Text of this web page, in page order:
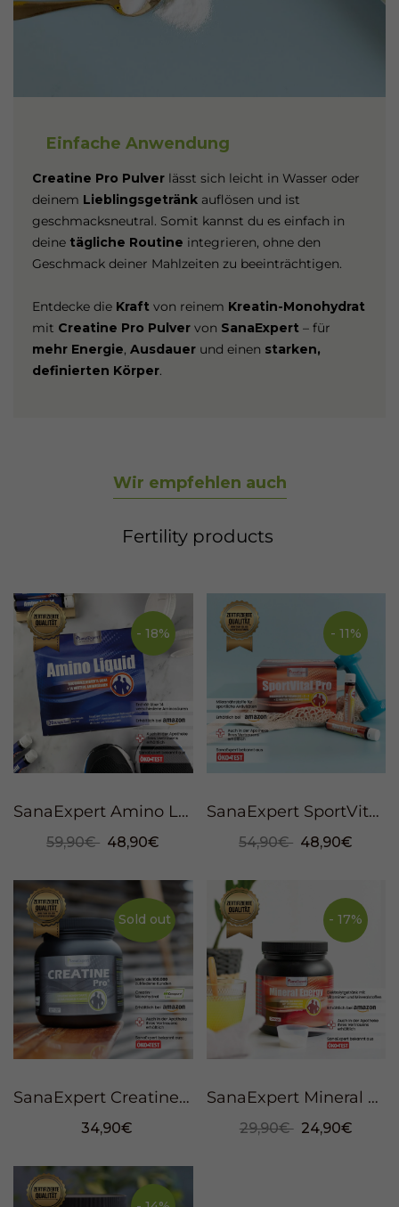
Einfache Anwendung
Creatine Pro Pulverlässt sich leicht in Wasser oder
deinem Lieblingsgetränk auflösen und ist
geschmacksneutral. Somit kannst du es einfach in
deine tägliche Routine integrieren, ohne den
Geschmack deiner Mahlzeiten zu beeinträchtigen.
Entdecke die Kraftvon reinem Kreatin-Monohydrat
mit Creatine Pro Pulvervon SanaExpert– für
mehr Energie, Ausdauerund einen starken,
definierten Körper.
Wir empfehlen auch
Fertility products
- 18%
SanaExpert Amino Liquid Trinkampullen, 750ml
59,90€ 48,90€
- 11%
SanaExpert SportVital Pro, drinking ampoules, 25 ml, 30 servings
54,90€ 48,90€
Sold out
SanaExpert Creatine Pro®, Powder, 650g
34,90€
- 17%
SanaExpert Mineral Energy, sports drink powder, 1100 g
29,90€ 24,90€